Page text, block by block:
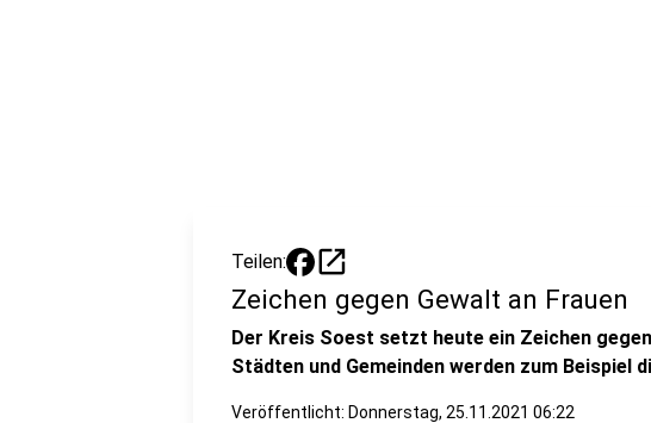
Teilen: open_in_new
Zeichen gegen Gewalt an Frauen
Der Kreis Soest setzt heute ein Zeichen
Städten und Gemeinden werden zum
Veröffentlicht: Donnerstag, 25.11.2021 06:22